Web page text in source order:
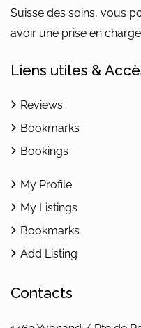
Suisse des soins, vous
avoir une prise en charge
Liens utiles &
Reviews
Bookmarks
Bookings
My Profile
My Listings
Bookmarks
Add Listing
Contacts